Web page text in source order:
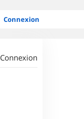
Connexion
Connexion